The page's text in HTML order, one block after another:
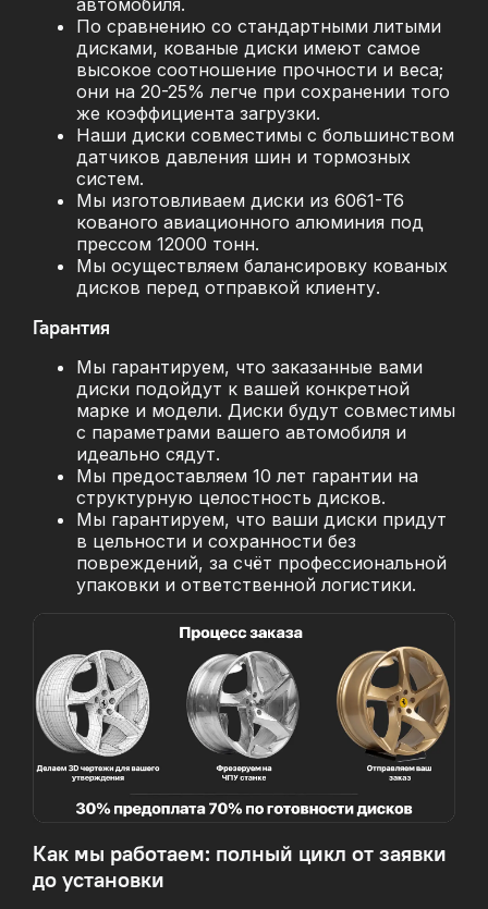
По сравнению со стандартными литыми
дисками, кованые диски имеют самое
высокое соотношение прочности и веса;
они на 20-25% легче при сохранении того
же коэффициента загрузки.
Наши диски совместимы с большинством
датчиков давления шин и тормозных
систем.
Мы изготовливаем диски из 6061-T6
кованого авиационного алюминия под
прессом 12000 тонн.
Мы осуществляем балансировку кованых
дисков перед отправкой клиенту.
Гарантия
Мы гарантируем, что заказанные вами
диски подойдут к вашей конкретной
марке и модели. Диски будут совместимы
с параметрами вашего автомобиля и
идеально сядут.
Мы предоставляем 10 лет гарантии на
структурную целостность дисков.
Мы гарантируем, что ваши диски придут
в цельности и сохранности без
повреждений, за счёт профессиональной
упаковки и ответственной логистики.
Как мы работаем: полный цикл от заявки
до установки